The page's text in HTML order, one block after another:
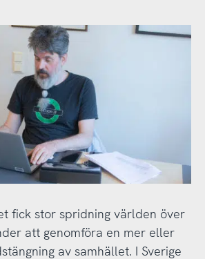
fick stor spridning världen över
att genomföra en mer eller
av samhället. I Sverige